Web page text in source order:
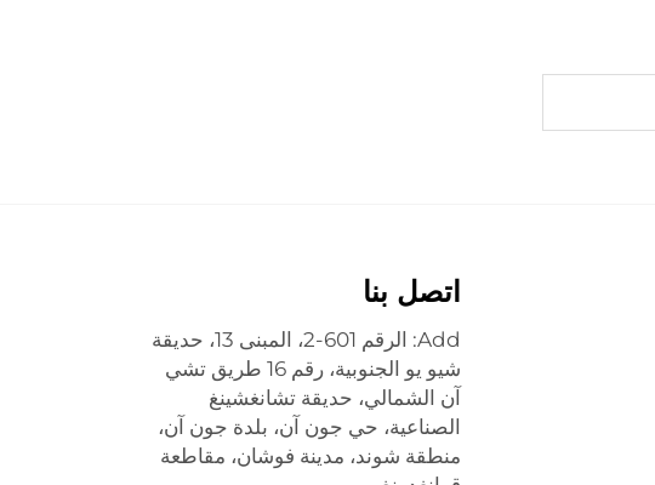
اتصل بنا
Add: الرقم 601-2، المبنى 13، حديقة
شيو يو الجنوبية، رقم 16 طريق تشي
آن الشمالي، حديقة تشانغشينغ
الصناعية، حي جون آن، بلدة جون آن،
منطقة شوند، مدينة فوشان، مقاطعة